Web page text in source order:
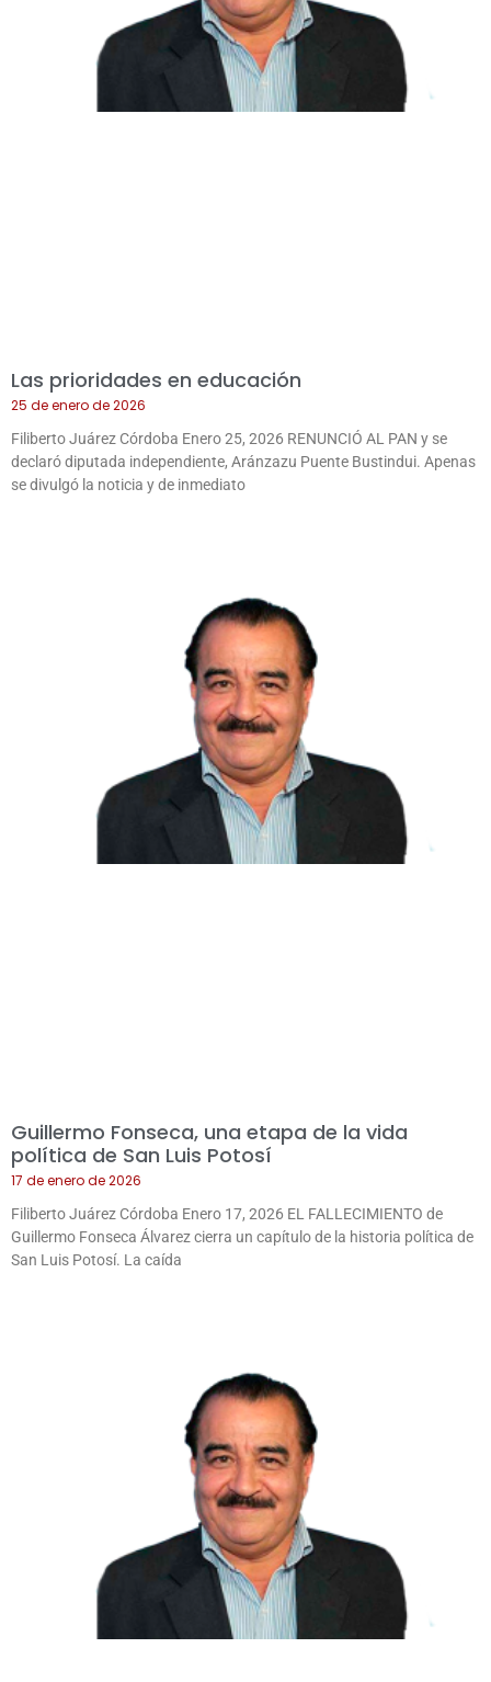
Las prioridades en educación
25 de enero de 2026
Filiberto Juárez Córdoba Enero 25, 2026 RENUNCIÓ AL PAN y se
declaró diputada independiente, Aránzazu Puente Bustindui. Apenas
se divulgó la noticia y de inmediato
Guillermo Fonseca, una etapa de la vida
política de San Luis Potosí
17 de enero de 2026
Filiberto Juárez Córdoba Enero 17, 2026 EL FALLECIMIENTO de
Guillermo Fonseca Álvarez cierra un capítulo de la historia política de
San Luis Potosí. La caída